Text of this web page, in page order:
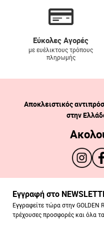
Εύκολες Αγορές
με ευέλικτους τρόπους
πληρωμής
Αποκλειστικός
στην
Εγγραφή στο
Εγγραφείτε τώρα στην GOLDEN
τρέχουσες προσφορές και όλα